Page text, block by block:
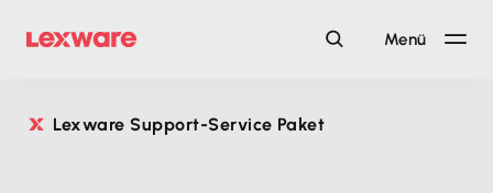
Menü
Lexware Support-Service Paket